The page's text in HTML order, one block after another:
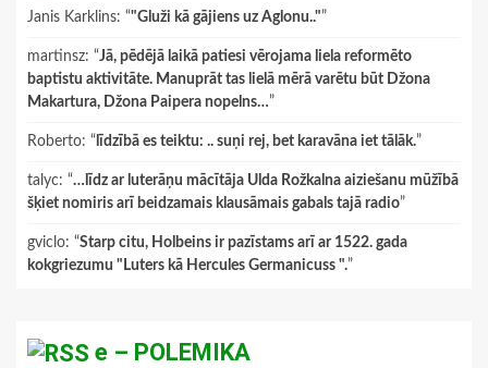
Janis Karklins: “"Gluži kā gājiens uz Aglonu.."”
martinsz: “Jā, pēdējā laikā patiesi vērojama liela reformēto
baptistu aktivitāte. Manuprāt tas lielā mērā varētu būt Džona
Makartura, Džona Paipera nopelns…”
Roberto: “ līdzībā es teiktu: .. suņi rej, bet karavāna iet tālāk.”
talyc: “…līdz ar luterāņu mācītāja Ulda Rožkalna aiziešanu mūžībā
šķiet nomiris arī beidzamais klausāmais gabals tajā radio”
gviclo: “Starp citu, Holbeins ir pazīstams arī ar 1522. gada
kokgriezumu "Luters kā Hercules Germanicuss ".”
e – POLEMIKA